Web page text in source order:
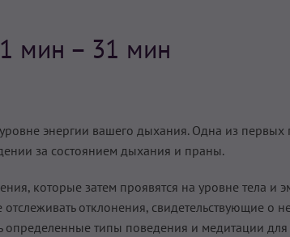
мин – 31 мин
энергии вашего дыхания. Одна из первых
за состоянием дыхания и праны.
которые затем проявятся на уровне тела и
отклонения, свидетельствующие о
типы поведения и медитации для